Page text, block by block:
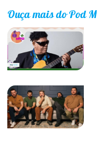
Ouça mais do Pod